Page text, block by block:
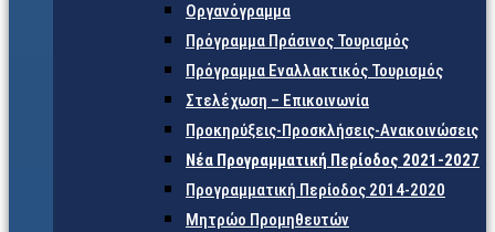
Οργανόγραμμα
Πρόγραμμα Πράσινος Τουρισμός
Πρόγραμμα Εναλλακτικός Τουρισμός
Στελέχωση – Επικοινωνία
Προκηρύξεις-Προσκλήσεις-Ανακοινώσεις
Νέα Προγραμματική Περίοδος 2021-2027
Προγραμματική Περίοδος 2014-2020
Μητρώο Προμηθευτών